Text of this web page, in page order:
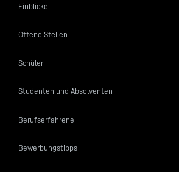
Einblicke
Offene Stellen
Schüler
Studenten und Absolventen
Berufserfahrene
Bewerbungstipps